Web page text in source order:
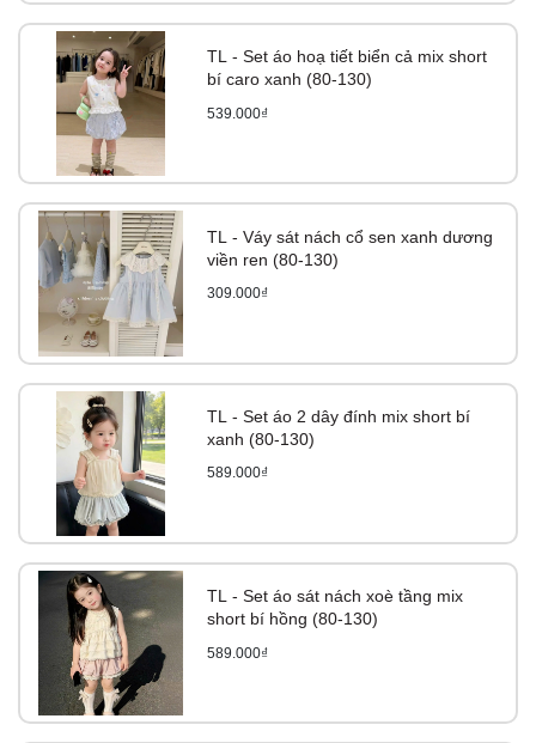
TL - Set áo hoạ tiết biển cả mix short
bí caro xanh (80-130)
539.000₫
TL - Váy sát nách cổ sen xanh dương
viền ren (80-130)
309.000₫
TL - Set áo 2 dây đính mix short bí
xanh (80-130)
589.000₫
TL - Set áo sát nách xoè tầng mix
short bí hồng (80-130)
589.000₫